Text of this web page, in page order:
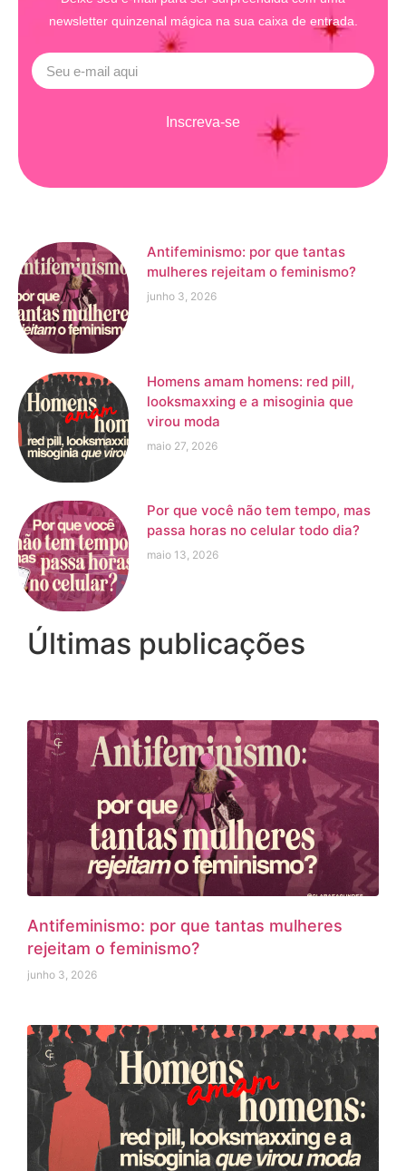
newsletter quinzenal mágica na sua caixa de entrada.
Inscreva-se
Antifeminismo: por que tantas
mulheres rejeitam o feminismo?
junho 3, 2026
Homens amam homens: red pill,
looksmaxxing e a misoginia que
virou moda
maio 27, 2026
Por que você não tem tempo, mas
passa horas no celular todo dia?
maio 13, 2026
Últimas publicações
Antifeminismo: por que tantas mulheres
rejeitam o feminismo?
junho 3, 2026